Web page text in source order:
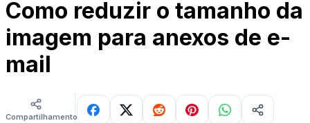
Como reduzir o tamanho da
imagem para anexos de e-
mail
Compartilhamentos